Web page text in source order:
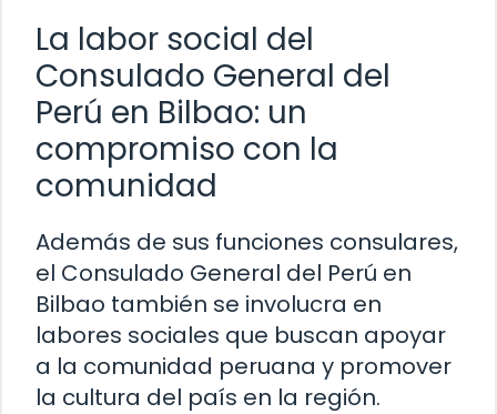
La labor social del
Consulado General del
Perú en Bilbao: un
compromiso con la
comunidad
Además de sus funciones consulares,
el Consulado General del Perú en
Bilbao también se involucra en
labores sociales que buscan apoyar
a la comunidad peruana y promover
la cultura del país en la región.